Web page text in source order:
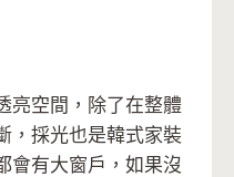
亮空間，除了在整體
，採光也是韓式家裝
會有大窗戶，如果沒